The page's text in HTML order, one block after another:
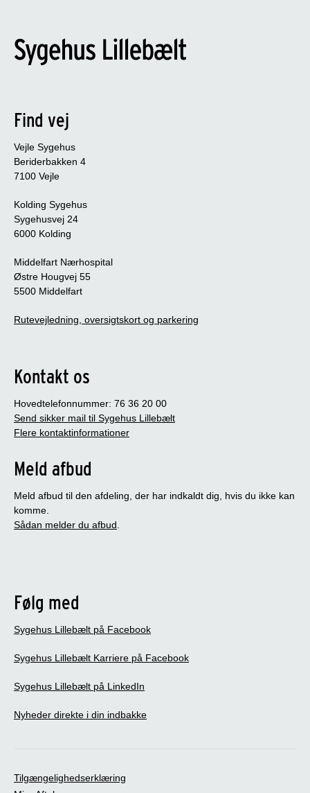
Find vej
Vejle Sygehus
Beriderbakken 4
7100 Vejle
Kolding Sygehus
Sygehusvej 24
6000 Kolding
Middelfart Nærhospital
Østre Hougvej 55
5500 Middelfart
Rutevejledning, oversigtskort og parkering
Kontakt os
Hovedtelefonnummer: 76 36 20 00
Send sikker mail til Sygehus Lillebælt
Flere kontaktinformationer
Meld afbud
Meld afbud til den afdeling, der har indkaldt dig, hvis du ikke kan
komme.
Sådan melder du afbud.
Følg med
Sygehus Lillebælt på Facebook
Sygehus Lillebælt Karriere på Facebook
Sygehus Lillebælt på LinkedIn
Nyheder direkte i din indbakke
Tilgængelighedserklæring